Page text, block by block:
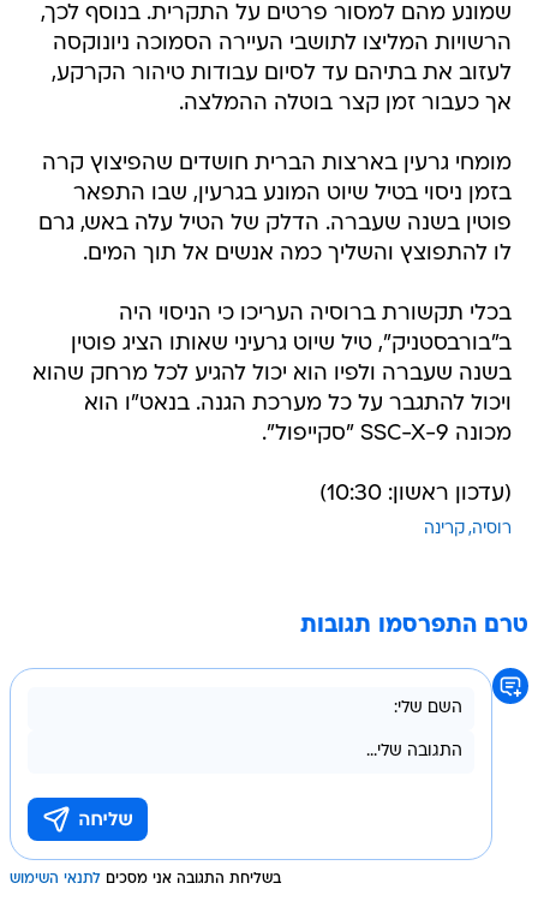
שמונע מהם למסור פרטים על התקרית. בנוסף לכך,
הרשויות המליצו לתושבי העיירה הסמוכה ניונוקסה
לעזוב את בתיהם עד לסיום עבודות טיהור הקרקע,
אך כעבור זמן קצר בוטלה ההמלצה.
מומחי גרעין בארצות הברית חושדים שהפיצוץ קרה
בזמן ניסוי בטיל שיוט המונע בגרעין, שבו התפאר
פוטין בשנה שעברה. הדלק של הטיל עלה באש, גרם
לו להתפוצץ והשליך כמה אנשים אל תוך המים.
בכלי תקשורת ברוסיה העריכו כי הניסוי היה
ב"בורבסטניק", טיל שיוט גרעיני שאותו הציג פוטין
בשנה שעברה ולפיו הוא יכול להגיע לכל מרחק שהוא
ויכול להתגבר על כל מערכת הגנה. בנאט"ו הוא
מכונה SSC-X-9 "סקייפול".
(עדכון ראשון: 10:30)
רוסיה קרינה
טרם התפרסמו תגובות
בשליחת התגובה אני מסכים לתנאי השימוש